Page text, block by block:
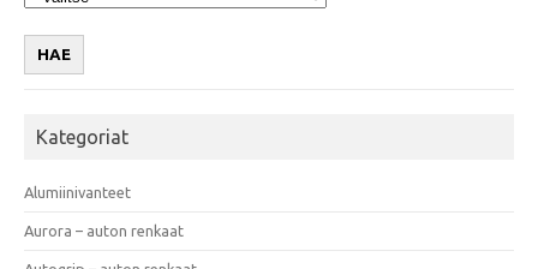
HAE
Kategoriat
Alumiinivanteet
Aurora – auton renkaat